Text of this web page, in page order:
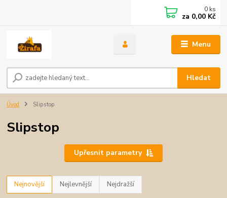
Menu
Hledat
0 ks
za 0,00 Kč
Úvod Slipstop
Slipstop
Upřesnit parametry
Nejnovější Nejlevnější Nejdražší